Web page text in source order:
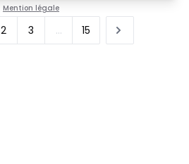
Mention légale
2 3 ... 15